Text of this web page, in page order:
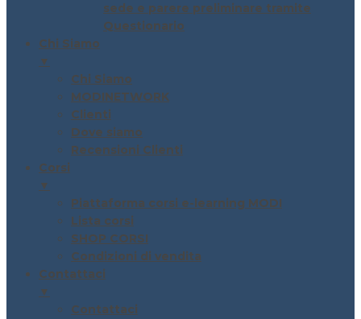
sede e parere preliminare tramite
Questionario
Chi Siamo
▼
Chi Siamo
MODINETWORK
Clienti
Dove siamo
Recensioni Clienti
Corsi
▼
Piattaforma corsi e-learning MODI
Lista corsi
SHOP CORSI
Condizioni di vendita
Contattaci
▼
Contattaci